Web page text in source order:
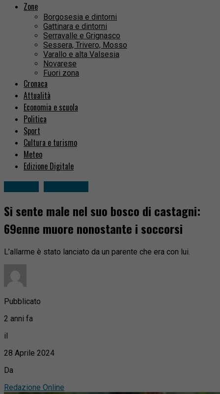
Zone
Borgosesia e dintorni
Gattinara e dintorni
Serravalle e Grignasco
Sessera, Trivero, Mosso
Varallo e alta Valsesia
Novarese
Fuori zona
Cronaca
Attualità
Economia e scuola
Politica
Sport
Cultura e turismo
Meteo
Edizione Digitale
Si sente male nel suo bosco di castagni:
69enne muore nonostante i soccorsi
L’allarme è stato lanciato da un parente che era con lui.
Pubblicato
2 anni fa
il
28 Aprile 2024
Da
Redazione Online